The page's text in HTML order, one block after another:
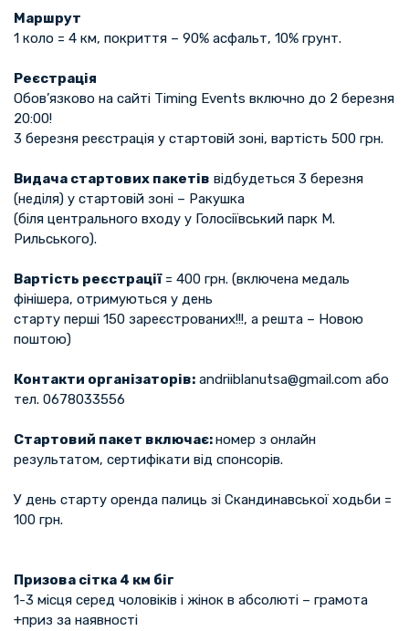
Маршрут
1 коло = 4 км, покриття – 90% асфальт, 10% грунт.
Реєстрація
Обов’язково на сайті Timing Events включно до 2 березня
20:00!
3 березня реєстрація у стартовій зоні, вартість 500 грн.
Видача стартових пакетів відбудеться 3 березня
(неділя) у стартовій зоні – Ракушка
(біля центрального входу у Голосіївський парк М.
Рильського).
Вартість реєстрації= 400 грн. (включена медаль
фінішера, отримуються у день
старту перші 150 зареєстрованих!!!, а решта – Новою
поштою)
Контакти організаторів: andriiblanutsa@gmail.com або
тел. 0678033556
Стартовий пакет включає:номер з онлайн
результатом, сертифікати від спонсорів.
У день старту оренда палиць зі Скандинавської ходьби =
100 грн.
Призова сітка 4 км біг
1-3 місця серед чоловіків і жінок в абсолюті – грамота
+приз за наявності